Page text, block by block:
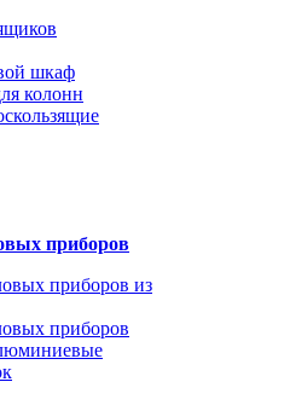
шкаф
колонн
приборов
приборов из
приборов